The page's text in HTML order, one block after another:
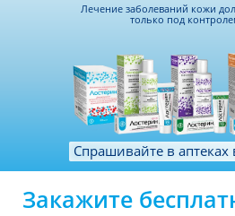
Лечение заболеваний кожи
только под
Спрашивайте в аптеках
Закажите